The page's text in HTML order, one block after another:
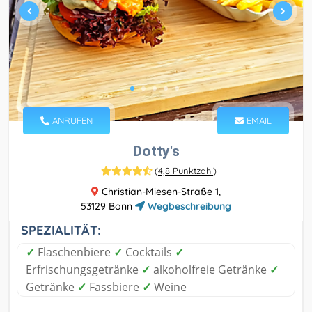
ANRUFEN EMAIL
Dotty's
(4,8 Punktzahl)
Christian-Miesen-Straße 1,
53129 Bonn
Wegbeschreibung
SPEZIALITÄT:
✓ Flaschenbiere ✓ Cocktails ✓
Erfrischungsgetränke ✓ alkoholfreie Getränke ✓
Getränke ✓ Fassbiere ✓ Weine